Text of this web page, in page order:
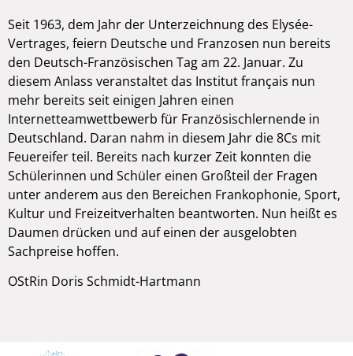
Seit 1963, dem Jahr der Unterzeichnung des Elysée-
Vertrages, feiern Deutsche und Franzosen nun bereits
den Deutsch-Französischen Tag am 22. Januar. Zu
diesem Anlass veranstaltet das Institut français nun
mehr bereits seit einigen Jahren einen
Internetteamwettbewerb für Französischlernende in
Deutschland. Daran nahm in diesem Jahr die 8Cs mit
Feuereifer teil. Bereits nach kurzer Zeit konnten die
Schülerinnen und Schüler einen Großteil der Fragen
unter anderem aus den Bereichen Frankophonie, Sport,
Kultur und Freizeitverhalten beantworten. Nun heißt es
Daumen drücken und auf einen der ausgelobten
Sachpreise hoffen.
OStRin Doris Schmidt-Hartmann